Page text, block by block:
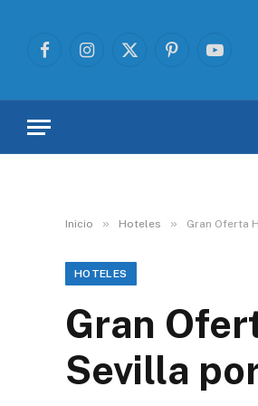
FacebookInstagram
X
PinterestYouTube
Inicio » Hoteles » Gran Oferta
HOTELES
Gran
Sevilla